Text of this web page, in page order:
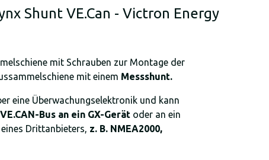
Shunt VE.Can - Victron Energy
mit Schrauben zur Montage der
mit einem Messshunt.
eine Überwachungselektronik und kann
VE.CAN-Bus an ein GX-Gerät oder an ein
Drittanbieters, z. B. NMEA2000,